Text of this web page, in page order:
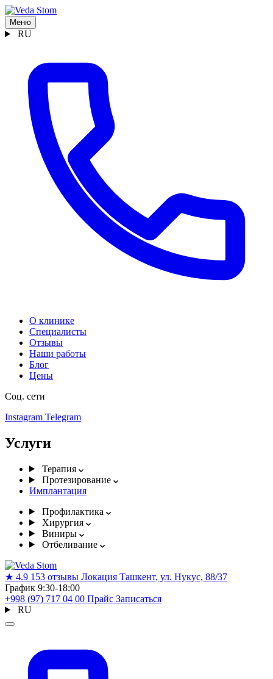
Меню
RU
О клинике
Специалисты
Отзывы
Наши работы
Блог
Цены
Соц. сети
Instagram Telegram
Услуги
Терапия
Протезирование
Имплантация
Профилактика
Хирургия
Виниры
Отбеливание
★ 4.9 153 отзывы Локация Ташкент, ул. Нукус, 88/37
График 9:30-18:00
+998 (97) 717 04 00 Прайс Записаться
RU